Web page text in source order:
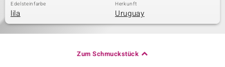
Edelsteinfarbe
lila
Herkunft
Uruguay
Zum Schmuckstück